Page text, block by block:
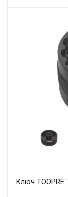
Ключ TOOPRE